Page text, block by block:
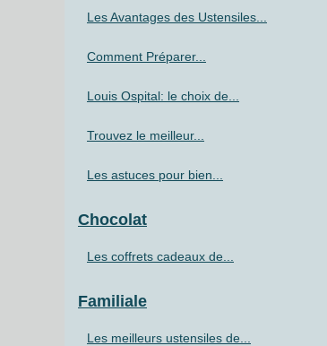
Les Avantages des Ustensiles...
Comment Préparer...
Louis Ospital: le choix de...
Trouvez le meilleur...
Les astuces pour bien...
Chocolat
Les coffrets cadeaux de...
Familiale
Les meilleurs ustensiles de...